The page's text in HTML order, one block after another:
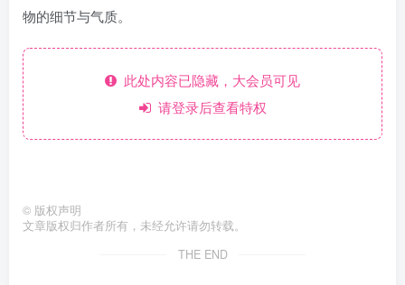
物的细节与气质。
此处内容已隐藏，大会员可见
请登录后查看特权
© 版权声明
文章版权归作者所有，未经允许请勿转载。
THE END